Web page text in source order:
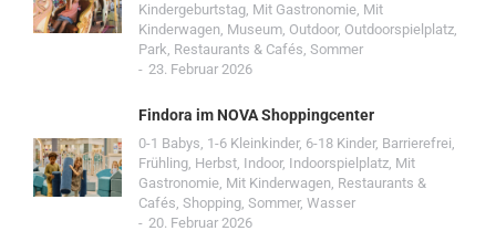
Kindergeburtstag, Mit Gastronomie, Mit
Kinderwagen, Museum, Outdoor, Outdoorspielplatz,
Park, Restaurants & Cafés, Sommer
23. Februar 2026
Findora im NOVA Shoppingcenter
0-1 Babys, 1-6 Kleinkinder, 6-18 Kinder, Barrierefrei,
Frühling, Herbst, Indoor, Indoorspielplatz, Mit
Gastronomie, Mit Kinderwagen, Restaurants &
Cafés, Shopping, Sommer, Wasser
20. Februar 2026